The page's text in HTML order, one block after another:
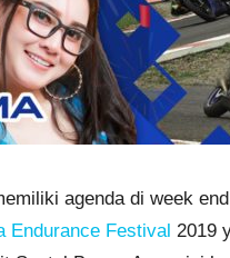
agenda di week
Endurance Festival 2019